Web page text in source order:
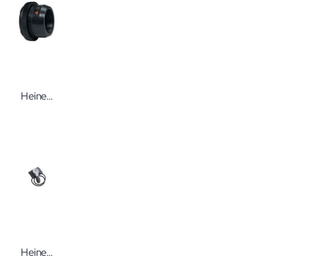
Heine SLR Fotoadapter für Dermatoskop Delta 20
Heine Blutdruckmessgerät Gamma G5